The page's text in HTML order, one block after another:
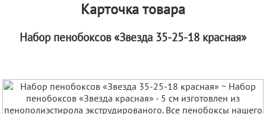
Карточка товара
Набор пенобоксов «Звезда 35-25-18 красная»